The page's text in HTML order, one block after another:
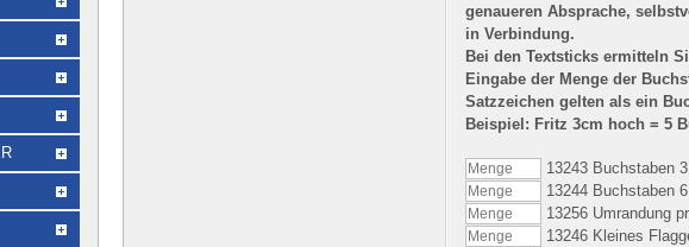
genaueren Absprache,
in Verbindung.
Bei den Textsticks ermitteln
Eingabe der Menge der
Satzzeichen gelten als ein
Beispiel: Fritz 3cm hoch = 5
13243 Buchstaben
13244 Buchstaben
13256 Umrandung
13246 Kleines